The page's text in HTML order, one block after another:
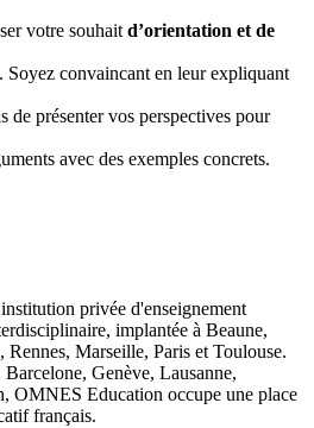
votre souhait d’orientation et de
Soyez convaincant en leur expliquant
de présenter vos perspectives pour
avec des exemples concrets.
privée d'enseignement
implantée à Beaune,
Marseille, Paris et Toulouse.
Genève, Lausanne,
OMNES Education occupe une place
français.